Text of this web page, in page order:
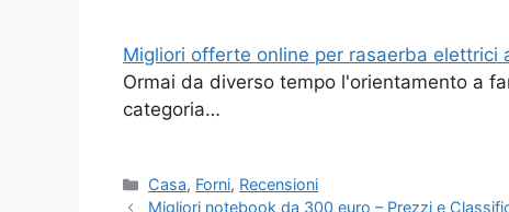
Migliori offerte online per rasaerba elettrici
Ormai da diverso tempo l'orientamento a
categoria…
Categorie
Casa, Forni, Recensioni
Migliori notebook da 300 euro – Prezzi e